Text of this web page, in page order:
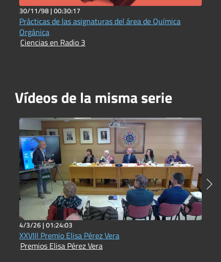
30/11/98 |00:30:17
Prácticas de las asignaturas del área de Química
Orgánica
Ciencias en Radio 3
Vídeos de la misma serie
4/3/26 |01:24:03
XXVIII Premio Elisa Pérez Vera
Premios Elisa Pérez Vera